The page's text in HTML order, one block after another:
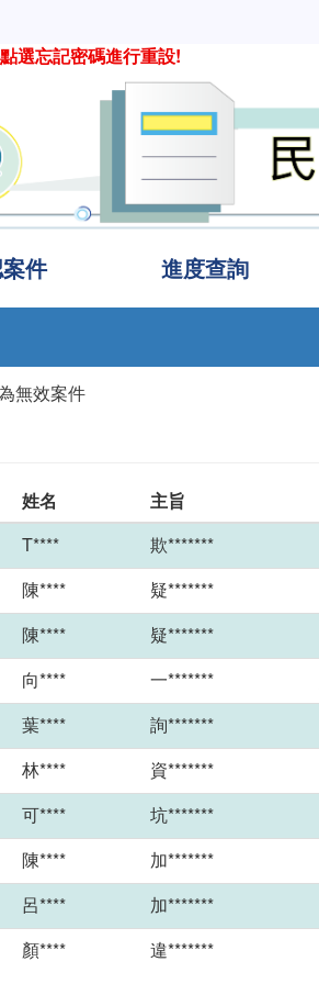
選忘記密碼進行重設!
件 進度查詢
無效案件
姓名 主旨
T**** 欺*******
陳**** 疑*******
陳**** 疑*******
向**** 一*******
葉**** 詢*******
林**** 資*******
可**** 坑*******
陳**** 加*******
呂**** 加*******
顏**** 違*******